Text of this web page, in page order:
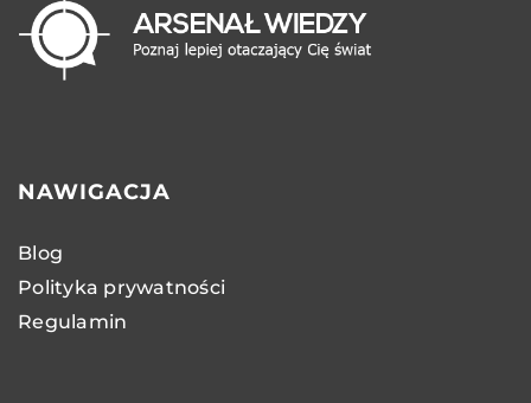
NAWIGACJA
Blog
Polityka prywatności
Regulamin